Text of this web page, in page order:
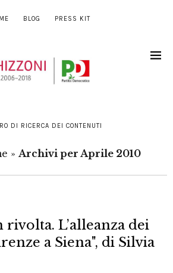
BLOG PRESS KIT
DI RICERCA DEI CONTENUTI
» Archivi per Aprile 2010
L’alleanza dei
a Siena", di Silvia